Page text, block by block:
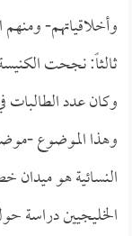
وأخلاقياتهم-
ثالثاً: نجحت
وكان عدد الطالبات
وهذا الموضوع -
النسائية هو ميدان
الخليجيين